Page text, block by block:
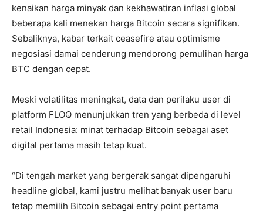
kenaikan harga minyak dan kekhawatiran inflasi global
beberapa kali menekan harga Bitcoin secara signifikan.
Sebaliknya, kabar terkait ceasefire atau optimisme
negosiasi damai cenderung mendorong pemulihan harga
BTC dengan cepat.
Meski volatilitas meningkat, data dan perilaku user di
platform FLOQ menunjukkan tren yang berbeda di level
retail Indonesia: minat terhadap Bitcoin sebagai aset
digital pertama masih tetap kuat.
“Di tengah market yang bergerak sangat dipengaruhi
headline global, kami justru melihat banyak user baru
tetap memilih Bitcoin sebagai entry point pertama